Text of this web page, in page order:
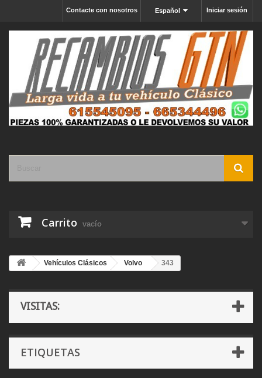
Iniciar sesión
Español
Contacte con nosotros
Carrito vacío
Vehículos Clásicos Volvo 343
VISITAS:
ETIQUETAS